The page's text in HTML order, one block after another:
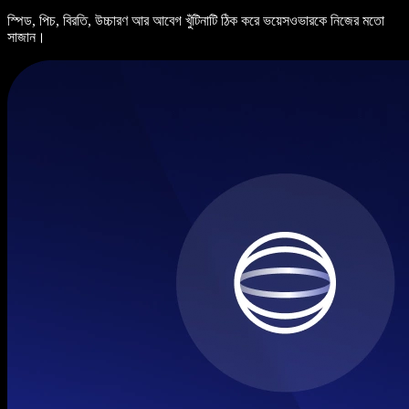
স্পিড, পিচ, বিরতি, উচ্চারণ আর আবেগ খুঁটিনাটি ঠিক করে ভয়েসওভারকে নিজের মতো
সাজান।